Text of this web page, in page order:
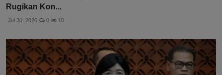
Rugikan Kon...
Jul 30, 2026 0 10